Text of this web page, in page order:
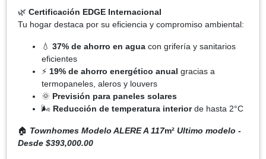
🌿 Certificación EDGE Internacional
Tu hogar destaca por su eficiencia y compromiso ambiental:
💧 37% de ahorro en agua con grifería y sanitarios
eficientes
⚡ 19% de ahorro energético anual gracias a
termopaneles, aleros y louvers
🌞 Previsión para paneles solares
🌬️ Reducción de temperatura interiorde hasta 2°C
🏠 Townhomes Modelo ALERE A 117m² Ultimo modelo -
Desde $393,000.00